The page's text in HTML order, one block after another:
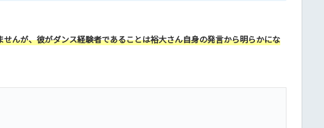
んが、彼がダンス経験者であることは裕大さん自身の発言から明らかにな